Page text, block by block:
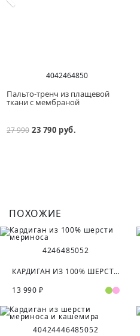
4042464850
Пальто-тренч из плащевой
ткани с мембраной
27 990 23 790 руб.
ПОХОЖИЕ
4246485052
КАРДИГАН ИЗ 100% ШЕРСТИ МЕРИНОСА
13 990 ₽
40424446485052